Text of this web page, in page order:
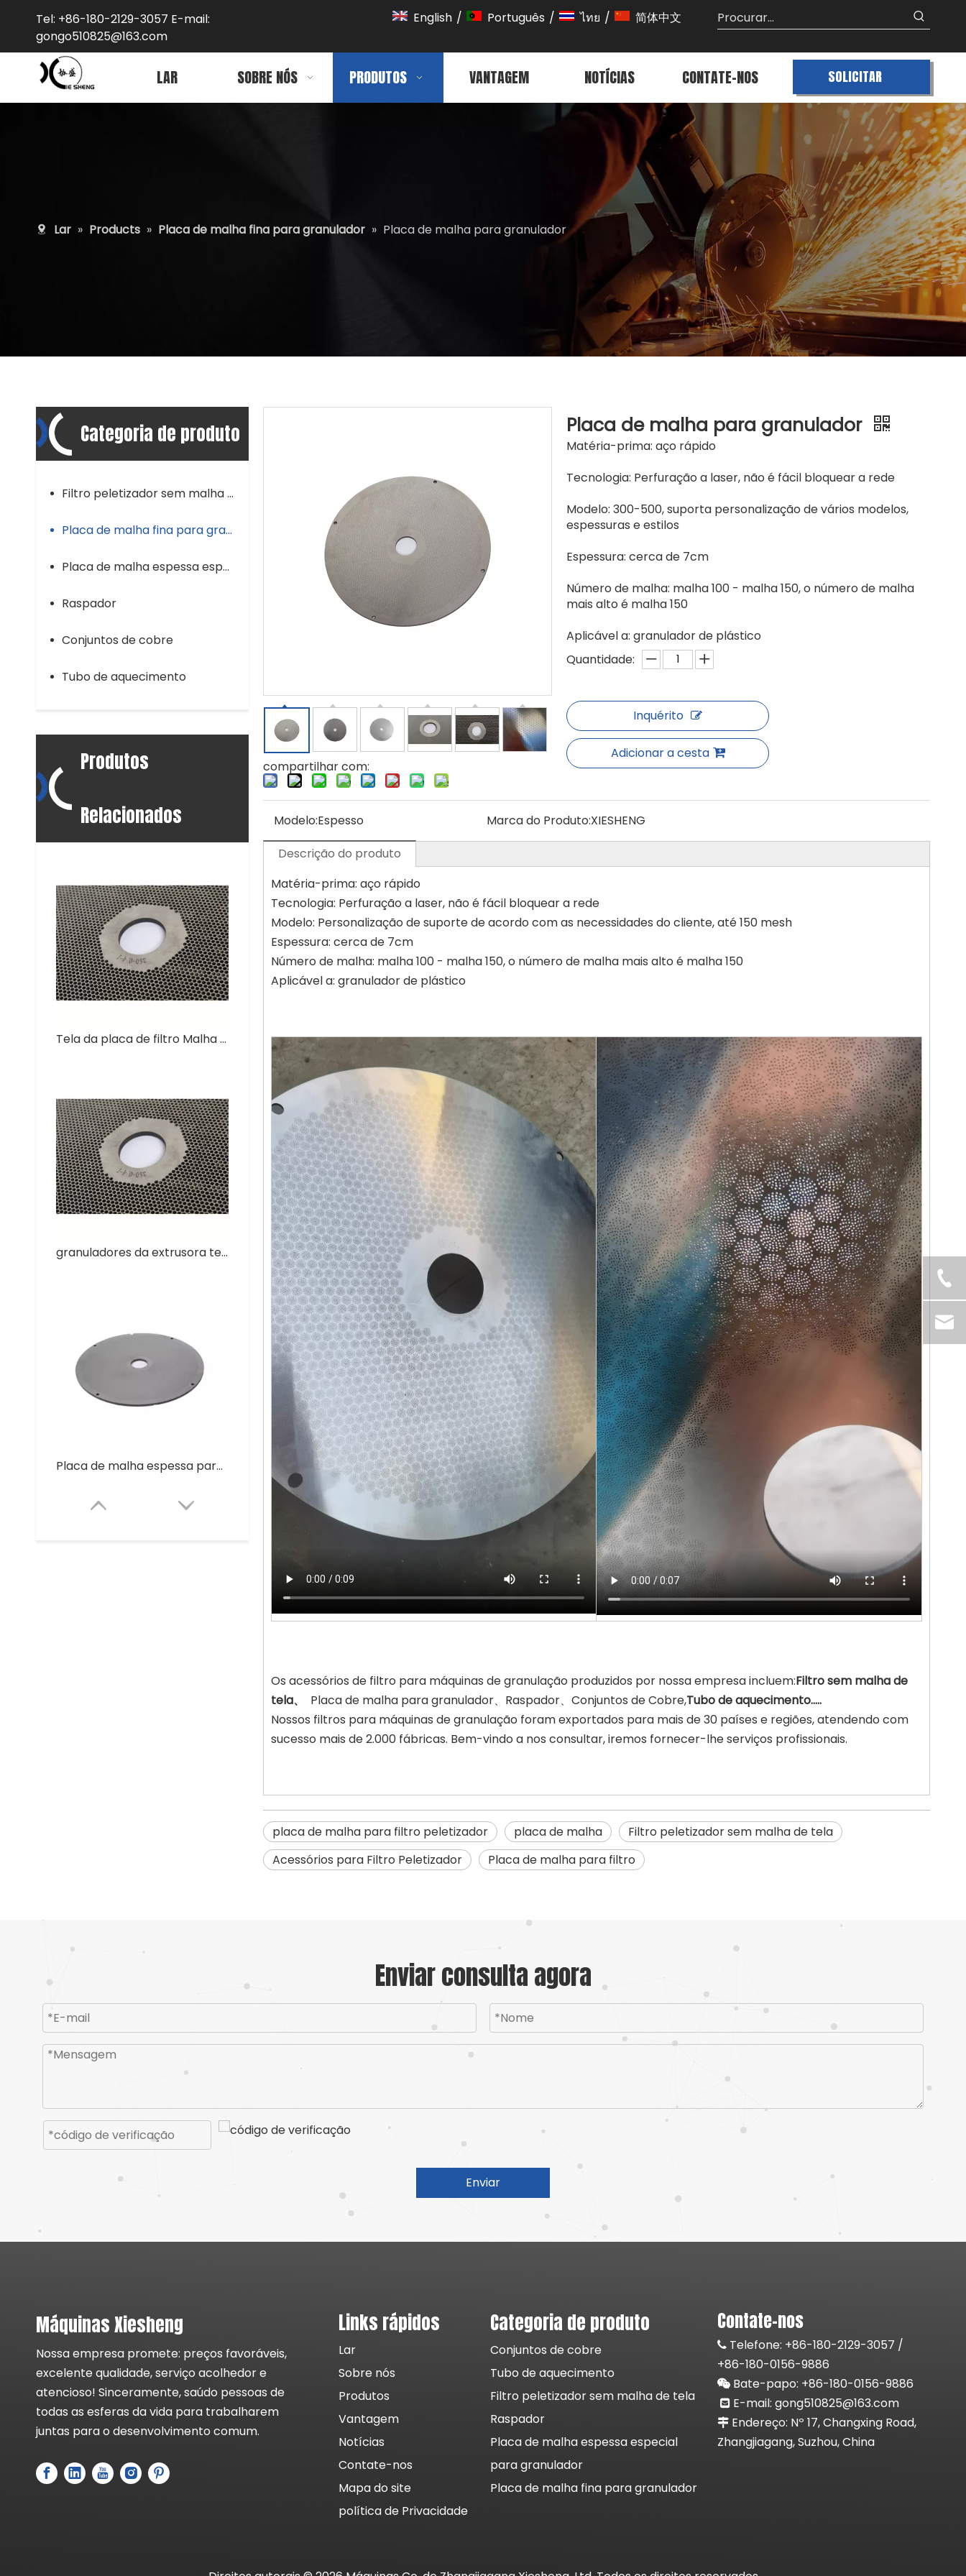
Tel: +86-180-2129-3057 E-mail:
gongo510825@163.com
English / Português / ไทย / 简体中文
LAR SOBRE NÓS PRODUTOS VANTAGEM NOTÍCIAS CONTATE-NOS
SOLICITAR
ORÇAMENTO
Lar » Products » Placa de malha fina para granulador » Placa de malha para granulador
Categoria de produto
Filtro peletizador sem malha de tela
Placa de malha fina para granulador
Placa de malha espessa especial para granulador
Raspador
Conjuntos de cobre
Tubo de aquecimento
Produtos
Relacionados
Tela da placa de filtro Malha redonda de malha de filtro de aço inoxidável
granuladores da extrusora tela da placa de filtro malha de aço inoxidável redonda da malha do filtro
Placa de malha espessa para granulador
Placa de malha espessa para granulador
compartilhar com:
Placa de malha para granulador
Matéria-prima: aço rápido
Tecnologia: Perfuração a laser, não é fácil bloquear a rede
Modelo: 300-500, suporta personalização de vários modelos,
espessuras e estilos
Espessura: cerca de 7cm
Número de malha: malha 100 - malha 150, o número de malha
mais alto é malha 150
Aplicável a: granulador de plástico
Quantidade:
Inquérito
Adicionar a cesta
Modelo:Espesso Marca do Produto:XIESHENG
Descrição do produto
Matéria-prima: aço rápido
Tecnologia: Perfuração a laser, não é fácil bloquear a rede
Modelo: Personalização de suporte de acordo com as necessidades do cliente, até 150 mesh
Espessura: cerca de 7cm
Número de malha: malha 100 - malha 150, o número de malha mais alto é malha 150
Aplicável a: granulador de plástico
Os acessórios de filtro para máquinas de granulação produzidos por nossa empresa incluem:Filtro sem malha de
tela、
Placa de malha para granulador、 Raspador、Conjuntos de Cobre,Tubo de aquecimento.....
Nossos filtros para máquinas de granulação foram exportados para mais de 30 países e regiões, atendendo com
sucesso mais de 2.000 fábricas. Bem-vindo a nos consultar, iremos fornecer-lhe serviços profissionais.
placa de malha para filtro peletizador placa de malha
Filtro peletizador sem malha de tela
Acessórios para Filtro Peletizador
Placa de malha para filtro
Enviar consulta agora
Enviar
Máquinas Xiesheng
Nossa empresa promete: preços favoráveis,
excelente qualidade, serviço acolhedor e
atencioso! Sinceramente, saúdo pessoas de
todas as esferas da vida para trabalharem
juntas para o desenvolvimento comum.
Links rápidos
Lar
Sobre nós
Produtos
Vantagem
Notícias
Contate-nos
Mapa do site
política de Privacidade
Categoria de produto
Conjuntos de cobre
Tubo de aquecimento
Filtro peletizador sem malha de tela
Raspador
Placa de malha espessa especial
para granulador
Placa de malha fina para granulador
Contate-nos
Telefone: +86-180-2129-3057 /
+86-180-0156-9886
Bate-papo: +86-180-0156-9886
E-mail: gong510825@163.com
Endereço: Nº 17, Changxing Road,
Zhangjiagang, Suzhou, China